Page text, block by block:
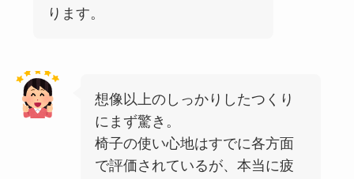
ります。
想像以上のしっかりしたつくり
にまず驚き。
椅子の使い心地はすでに各方面
で評価されているが、本当に疲